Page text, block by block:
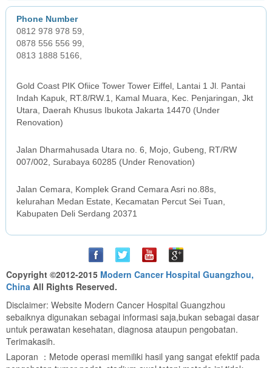
0812 978 978 59,
0878 556 556 99,
0813 1888 5166,
Gold Coast PIK Ofiice Tower Tower Eiffel, Lantai 1 Jl. Pantai
Indah Kapuk, RT.8/RW.1, Kamal Muara, Kec. Penjaringan, Jkt
Utara, Daerah Khusus Ibukota Jakarta 14470 (Under
Renovation)
Jalan Dharmahusada Utara no. 6, Mojo, Gubeng, RT/RW
007/002, Surabaya 60285 (Under Renovation)
Jalan Cemara, Komplek Grand Cemara Asri no.88s,
kelurahan Medan Estate, Kecamatan Percut Sei Tuan,
Kabupaten Deli Serdang 20371
Copyright ©2012-2015 Modern Cancer Hospital Guangzhou,
China All Rights Reserved.
Disclaimer: Website Modern Cancer Hospital Guangzhou
sebaiknya digunakan sebagai informasi saja,bukan sebagai dasar
untuk perawatan kesehatan, diagnosa ataupun pengobatan.
Terimakasih.
Laporan ：Metode operasi memiliki hasil yang sangat efektif pada